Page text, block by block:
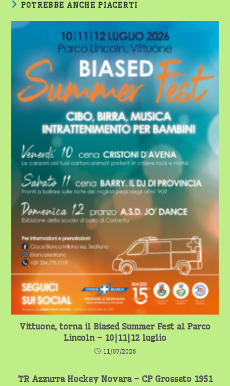
POTREBBE ANCHE PIACERTI
Vittuone, torna il Biased Summer Fest al Parco
Lincoln – 10|11|12 luglio
11/07/2026
TR Azzurra Hockey Novara – CP Grosseto 1951